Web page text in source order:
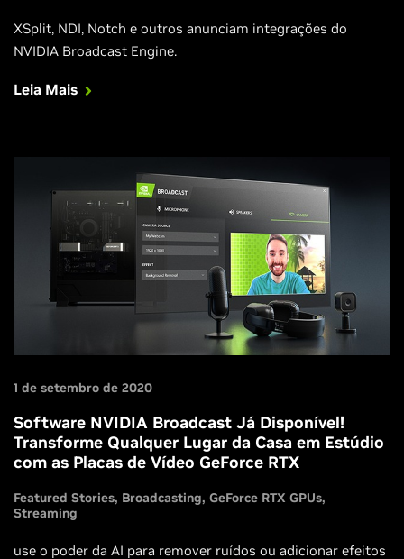
XSplit, NDI, Notch e outros anunciam integrações do
NVIDIA Broadcast Engine.
Leia Mais
1 de setembro de 2020
Software NVIDIA Broadcast Já Disponível!
Transforme Qualquer Lugar da Casa em Estúdio
com as Placas de Vídeo GeForce RTX
Featured Stories Broadcasting GeForce RTX GPUs
Streaming
use o poder da AI para remover ruídos ou adicionar efeitos